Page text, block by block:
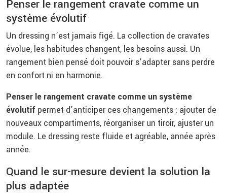
Penser le rangement cravate comme un
système évolutif
Un dressing n’est jamais figé. La collection de cravates
évolue, les habitudes changent, les besoins aussi. Un
rangement bien pensé doit pouvoir s’adapter sans perdre
en confort ni en harmonie.
Penser le rangement cravate comme un système
évolutif permet d’anticiper ces changements : ajouter de
nouveaux compartiments, réorganiser un tiroir, ajuster un
module. Le dressing reste fluide et agréable, année après
année.
Quand le sur-mesure devient la solution la
plus adaptée